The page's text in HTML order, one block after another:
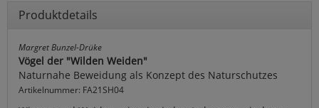
Produktdetails
Margret Bunzel-Drüke
Vögel der "Wilden Weiden"
Naturnahe Beweidung als Konzept des Naturschutzes
Artikelnummer: FA21SH04